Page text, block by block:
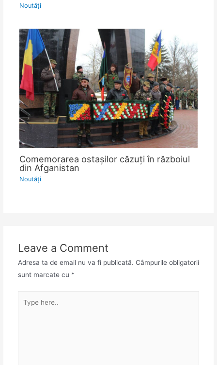
Noutăţi
Comemorarea ostașilor căzuți în războiul
din Afganistan
Noutăţi
Leave a Comment
Adresa ta de email nu va fi publicată. Câmpurile obligatorii
sunt marcate cu *
here..